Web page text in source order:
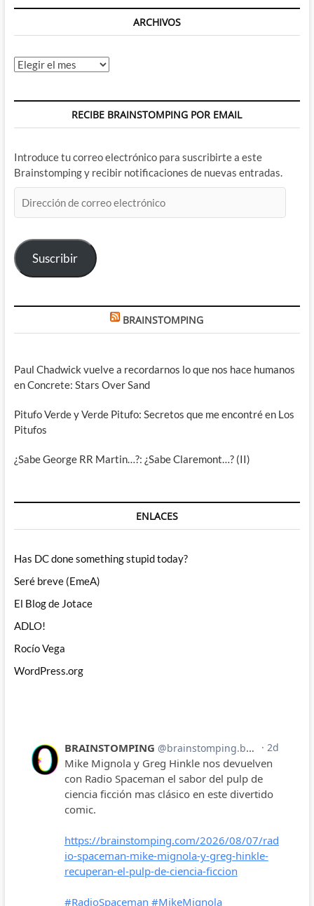
ARCHIVOS
Archivos
RECIBE BRAINSTOMPING POR EMAIL
Introduce tu correo electrónico para suscribirte a este
Brainstomping y recibir notificaciones de nuevas entradas.
de
electrónico
Suscribir
BRAINSTOMPING
Paul Chadwick vuelve a recordarnos lo que nos hace humanos
en Concrete: Stars Over Sand
Pitufo Verde y Verde Pitufo: Secretos que me encontré en Los
Pitufos
¿Sabe George RR Martin…?: ¿Sabe Claremont…? (II)
ENLACES
Has DC done something stupid today?
Seré breve (EmeA)
El Blog de Jotace
ADLO!
Rocío Vega
WordPress.org